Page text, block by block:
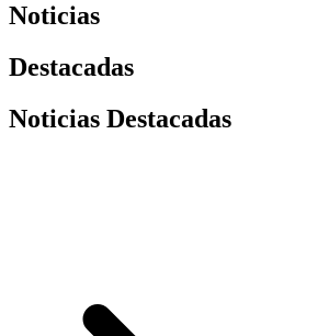
Noticias
Destacadas
Noticias Destacadas